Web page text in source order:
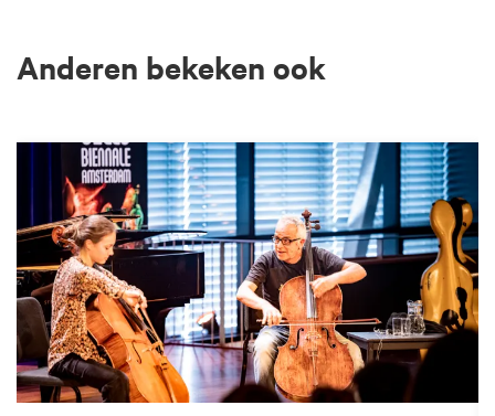
Anderen bekeken ook